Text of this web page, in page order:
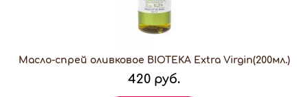
Масло-спрей оливковое BIOTEKA Extra Virgin(200мл.)
420 руб.